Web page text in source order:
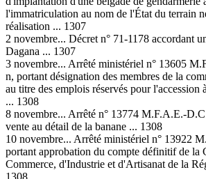
l'immatriculation au nom de l'État du terrain
réalisation ... 1307
2 novembre... Décret n° 71-1178 accordant
Dagana ... 1307
3 novembre... Arrêté ministériel n° 13605
n, portant désignation des membres de la
au titre des emplois réservés pour l'accession
... 1308
8 novembre... Arrêté n° 13774 M.F.A.E.-
vente au détail de la banane ... 1308
10 novembre... Arrêté ministériel n° 13922
portant approbation du compte définitif de la
Commerce, d'Industrie et d'Artisanat de la